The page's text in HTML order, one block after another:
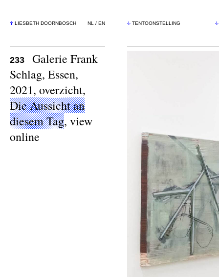
LIESBETH DOORNBOSCH NL / EN TENTOONSTELLING
233
Galerie Frank
Schlag, Essen,
2021, overzicht,
Die Aussicht an
diesem Tag, view
online